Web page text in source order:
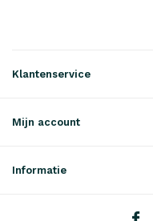
Klantenservice
Mijn account
Informatie